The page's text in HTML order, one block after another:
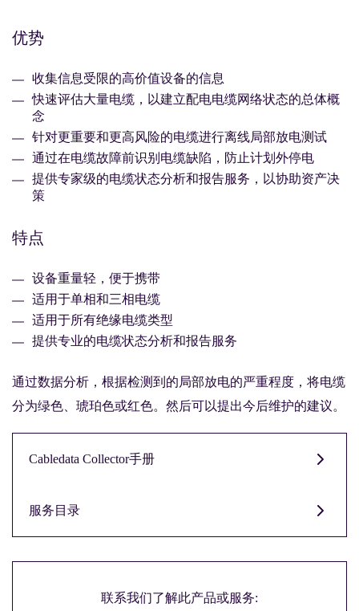
优势
收集信息受限的高价值设备的信息
快速评估大量电缆，以建立配电电缆网络状态的总体概
念
针对更重要和更高风险的电缆进行离线局部放电测试
通过在电缆故障前识别电缆缺陷，防止计划外停电
提供专家级的电缆状态分析和报告服务，以协助资产决
策
特点
设备重量轻，便于携带
适用于单相和三相电缆
适用于所有绝缘电缆类型
提供专业的电缆状态分析和报告服务
通过数据分析，根据检测到的局部放电的严重程度，将电缆
分为绿色、琥珀色或红色。然后可以提出今后维护的建议。
Cabledata Collector手册
服务目录
联系我们了解此产品或服务: